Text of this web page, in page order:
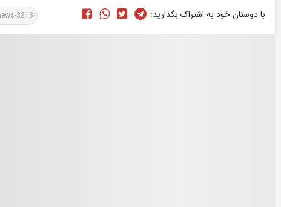
با دوستان خود به اشتراک بگذارید: